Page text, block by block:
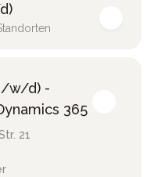
w/d) -
365
21